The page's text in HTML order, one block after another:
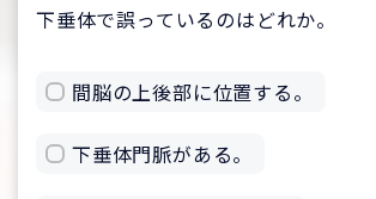
下垂体で誤っているのはどれか。
間脳の上後部に位置する。
下垂体門脈がある。